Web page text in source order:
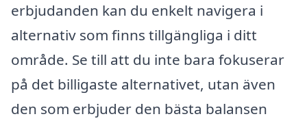
erbjudanden kan du enkelt navigera i
alternativ som finns tillgängliga i ditt
område. Se till att du inte bara fokuserar
på det billigaste alternativet, utan även
den som erbjuder den bästa balansen